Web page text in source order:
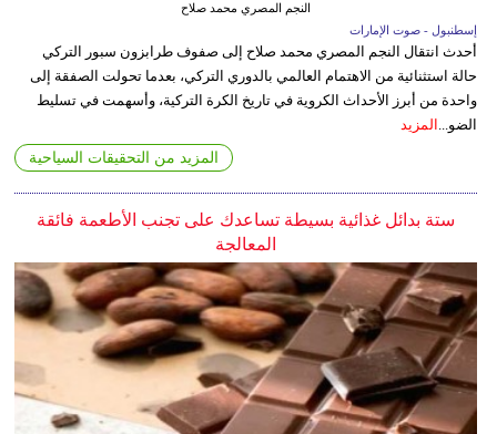
النجم المصري محمد صلاح
إسطنبول - صوت الإمارات
أحدث انتقال النجم المصري محمد صلاح إلى صفوف طرابزون سبور التركي
حالة استثنائية من الاهتمام العالمي بالدوري التركي، بعدما تحولت الصفقة إلى
واحدة من أبرز الأحداث الكروية في تاريخ الكرة التركية، وأسهمت في تسليط
الضو... المزيد
المزيد من التحقيقات السياحية
ستة بدائل غذائية بسيطة تساعدك على تجنب الأطعمة فائقة
المعالجة